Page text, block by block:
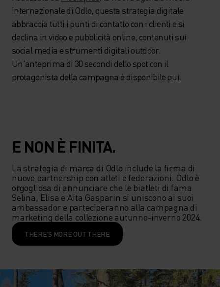
internazionale di Odlo, questa strategia digitale
abbraccia tutti i punti di contatto con i clienti e si
declina in video e pubblicità online, contenuti sui
social media e strumenti digitali outdoor.
Un'anteprima di 30 secondi dello spot con il
protagonista della campagna è disponibile qui
E NON È FINITA.
La strategia di marca di Odlo include la firma di
nuove partnership con atleti e federazioni. Odlo è
orgogliosa di annunciare che le biatleti di fama
Selina, Elisa e Aita Gasparin si uniscono ai suoi
ambassador e parteciperanno alla campagna di
marketing della collezione autunno-inverno 2024.
THERE'S MORE OUT THERE